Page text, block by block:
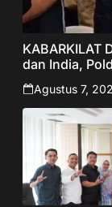
KABARKILAT
dan India,
Online
Agustus 7,